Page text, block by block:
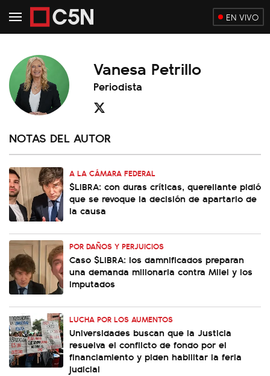
EN VIVO
Vanesa Petrillo
Periodista
NOTAS DEL AUTOR
A LA CÁMARA FEDERAL
$LIBRA: con duras críticas, querellante pidió
que se revoque la decisión de apartarlo de
la causa
POR DAÑOS Y PERJUICIOS
Caso $LIBRA: los damnificados preparan
una demanda millonaria contra Milei y los
imputados
LUCHA POR LOS AUMENTOS
Universidades buscan que la Justicia
resuelva el conflicto de fondo por el
financiamiento y piden habilitar la feria
judicial